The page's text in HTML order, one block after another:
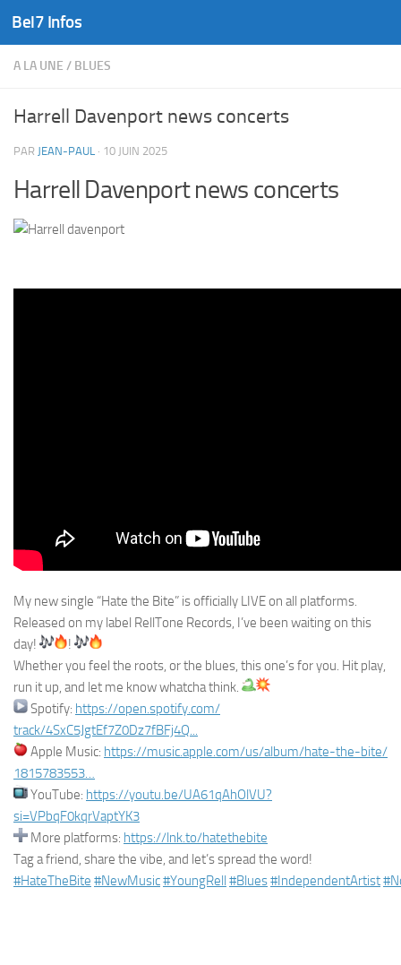
Skip to content
Bel7 Infos
A LA UNE / BLUES
Harrell Davenport news concerts
PAR JEAN-PAUL · 10 JUIN 2025
Harrell Davenport news concerts
My new single “Hate the Bite” is officially LIVE on all platforms.
Released on my label RellTone Records, I’ve been waiting on this
day!
!
Whether you feel the roots, or the blues, this one’s for you. Hit play,
run it up, and let me know whatcha think.
Spotify: https://open.spotify.com/
track/4SxC5JgtEf7Z0Dz7fBFj4Q...
Apple Music: https://music.apple.com/us/album/hate-the-bite/
1815783553…
YouTube: https://youtu.be/UA61qAhOlVU?
si=VPbqF0kqrVaptYK3
More platforms: https://lnk.to/hatethebite
Tag a friend, share the vibe, and let’s spread the word!
#HateTheBite #NewMusic#YoungRell #Blues#IndependentArtist